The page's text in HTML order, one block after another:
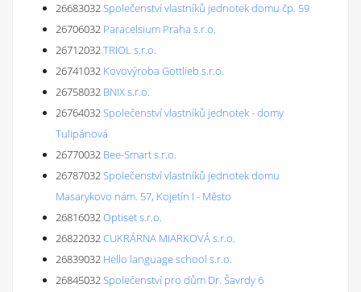
26683032Společenství vlastníků jednotek domu čp. 59
26706032 Paracelsium Praha s.r.o.
26712032TRIOL s.r.o.
26741032 Kovovýroba Gottlieb s.r.o.
26758032 BNIX s.r.o.
26764032Společenství vlastníků jednotek - domy
Tulipánová
26770032 Bee-Smart s.r.o.
26787032Společenství vlastníků jednotek domu
Masarykovo nám. 57, Kojetín I - Město
26816032Optiset s.r.o.
26822032CUKRÁRNA MIARKOVÁ s.r.o.
26839032 Hello language school s.r.o.
26845032Společenství pro dům Dr. Šavrdy 6